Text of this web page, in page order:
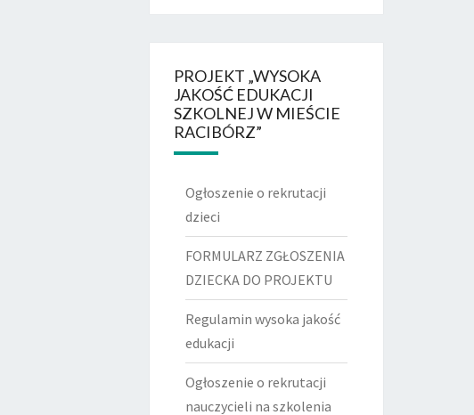
PROJEKT „WYSOKA
JAKOŚĆ EDUKACJI
SZKOLNEJ W MIEŚCIE
RACIBÓRZ”
Ogłoszenie o rekrutacji
dzieci
FORMULARZ ZGŁOSZENIA
DZIECKA DO PROJEKTU
Regulamin wysoka jakość
edukacji
Ogłoszenie o rekrutacji
nauczycieli na szkolenia